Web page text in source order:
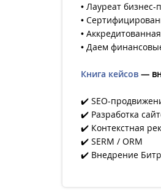
• Лауреат
•
•
• Даем
Книга кейсов —
✔️ SEO-
✔️ Разработка
✔️ Контекстная
✔️ SERM / ORM
✔️ Внедрение